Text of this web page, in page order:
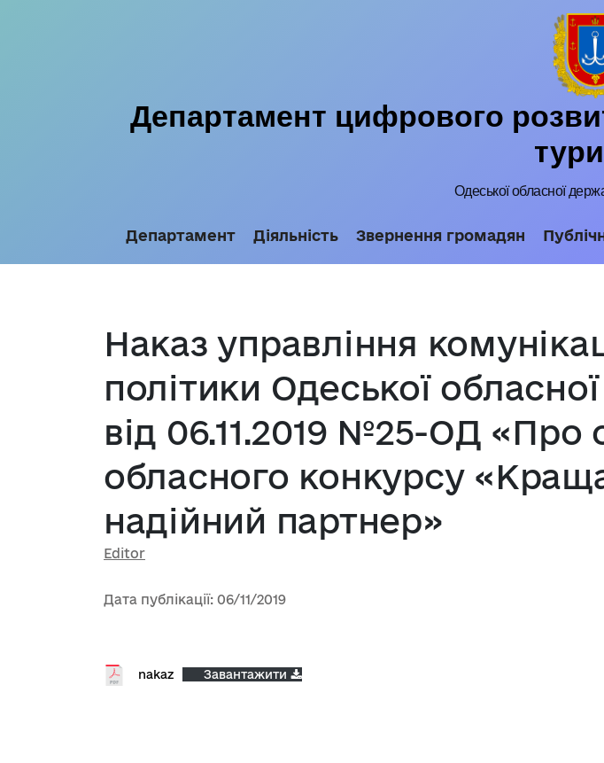
Департамент цифрового
Одеської обласної
Департамент Діяльність Звернення громадян
Наказ управління
політики Одеської
від 06.11.2019 №25-ОД «Про
обласного конкурсу
надійний партнер»
Editor
Дата публікації: 06/11/2019
nakaz Завантажити